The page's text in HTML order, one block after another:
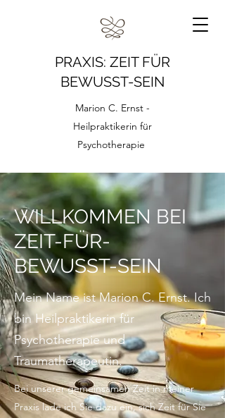
PRAXIS: ZEIT FÜR
BEWUSST-SEIN
Marion C. Ernst -
Heilpraktikerin für
Psychotherapie
WILLKOMMEN BEI
ZEIT-FÜR-
BEWUSST-SEIN
Mein Name ist Marion C. Ernst. Ich
bin Heilpraktikerin für
Psychotherapie und
Traumatherapeutin.
Bei unserer gemeinsamen Zeit in meiner
Praxis lade ich Sie dazu ein, sich Zeit für Sie